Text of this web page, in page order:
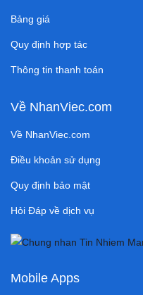
Bảng giá
Quy định hợp tác
Thông tin thanh toán
Về NhanViec.com
Về NhanViec.com
Điều khoản sử dụng
Quy định bảo mật
Hỏi Đáp về dịch vụ
Mobile Apps